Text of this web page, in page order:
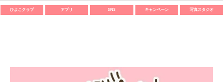
ひよこクラブ アプリ SNS キャンペーン 写真スタジオ